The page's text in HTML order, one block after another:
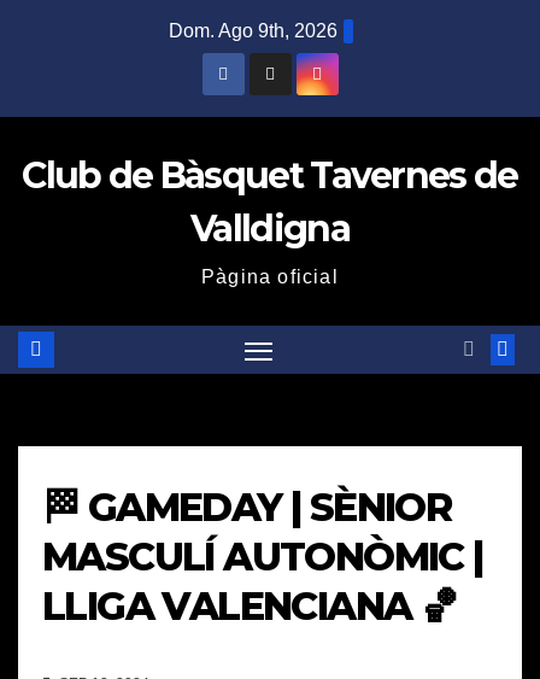
Dom. Ago 9th, 2026
Club de Bàsquet Tavernes de
Valldigna
Pàgina oficial
🏁 GAMEDAY | SÈNIOR
MASCULÍ AUTONÒMIC |
LLIGA VALENCIANA 🏀